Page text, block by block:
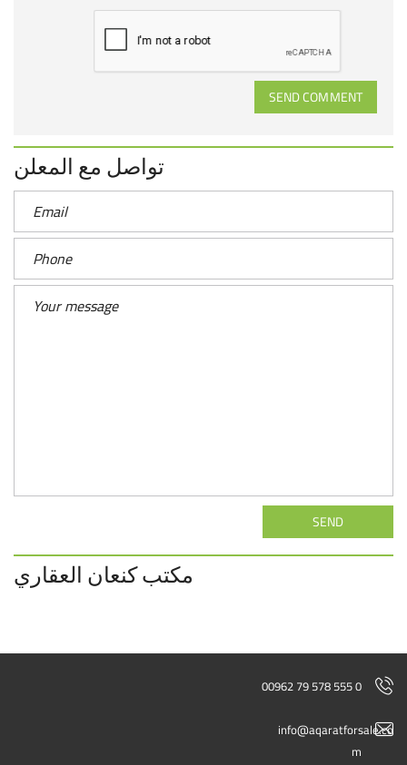
SEND COMMENT
تواصل مع المعلن
SEND
مكتب كنعان العقاري
00962 79 578 555 0
info@aqaratforsale.co
m